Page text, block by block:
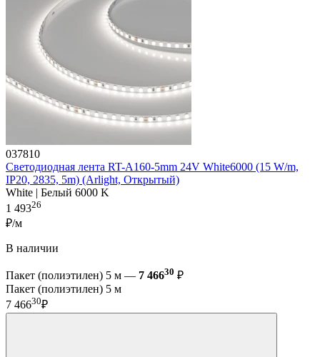
037810
Светодиодная лента RT-A160-5mm 24V White6000 (15 W/m,
IP20, 2835, 5m) (Arlight, Открытый)
White | Белый 6000 K
1 49326
₽/м
В наличии
Пакет (полиэтилен) 5 м — 7 46630 ₽
Пакет (полиэтилен) 5 м
7 46630₽